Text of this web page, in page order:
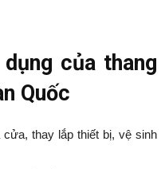
của thang
Quốc
thay lắp thiết bị, vệ sinh